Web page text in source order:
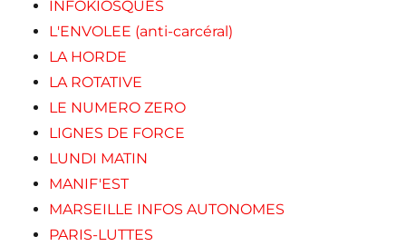
INFOKIOSQUES
L'ENVOLEE (anti-carcéral)
LA HORDE
LA ROTATIVE
LE NUMERO ZERO
LIGNES DE FORCE
LUNDI MATIN
MANIF'EST
MARSEILLE INFOS AUTONOMES
PARIS-LUTTES